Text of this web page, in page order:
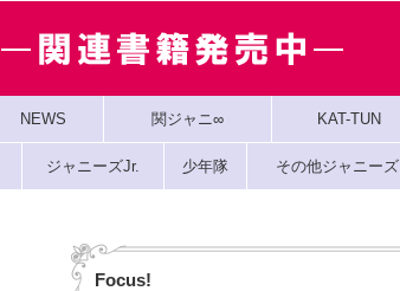
NEWS 関ジャニ∞ KAT-TUN
ジャニーズJr. 少年隊 その他ジャニーズ
Focus!